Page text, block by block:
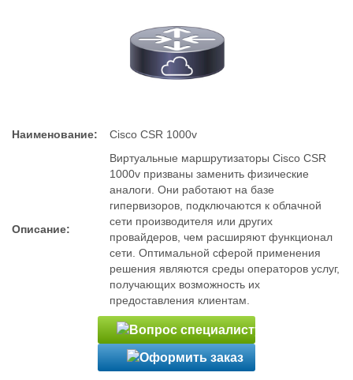
Наименование: Cisco CSR 1000v
Описание:
Виртуальные маршрутизаторы Cisco CSR
1000v призваны заменить физические
аналоги. Они работают на базе
гипервизоров, подключаются к облачной
сети производителя или других
провайдеров, чем расширяют функционал
сети. Оптимальной сферой применения
решения являются среды операторов услуг,
получающих возможность их
предоставления клиентам.